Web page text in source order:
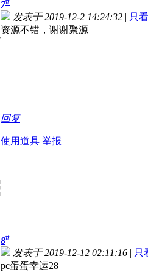
7
发表于 2019-12-2 14:24:32 | 只
资源不错，谢谢聚源
回复
使用道具 举报
8#
发表于 2019-12-12 02:11:16 | 只
pc蛋蛋幸运28